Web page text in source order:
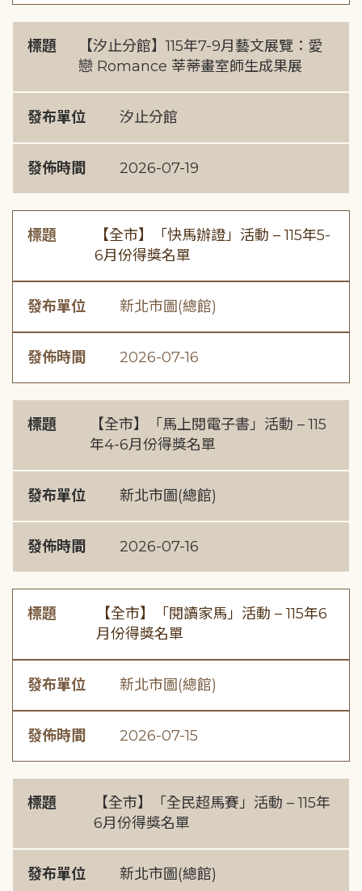
標題
【汐止分館】115年7-9月藝文展覽：愛
戀 Romance 莘蒂畫室師生成果展
發布單位 汐止分館
發佈時間 2026-07-19
標題
【全市】「快馬辦證」活動 – 115年5-
6月份得獎名單
發布單位 新北市圖(總館)
發佈時間 2026-07-16
標題
【全市】「馬上閱電子書」活動 – 115
年4-6月份得獎名單
發布單位 新北市圖(總館)
發佈時間 2026-07-16
標題
【全市】「閱讀家馬」活動 – 115年6
月份得獎名單
發布單位 新北市圖(總館)
發佈時間 2026-07-15
標題
【全市】「全民超馬賽」活動 – 115年
6月份得獎名單
發布單位 新北市圖(總館)